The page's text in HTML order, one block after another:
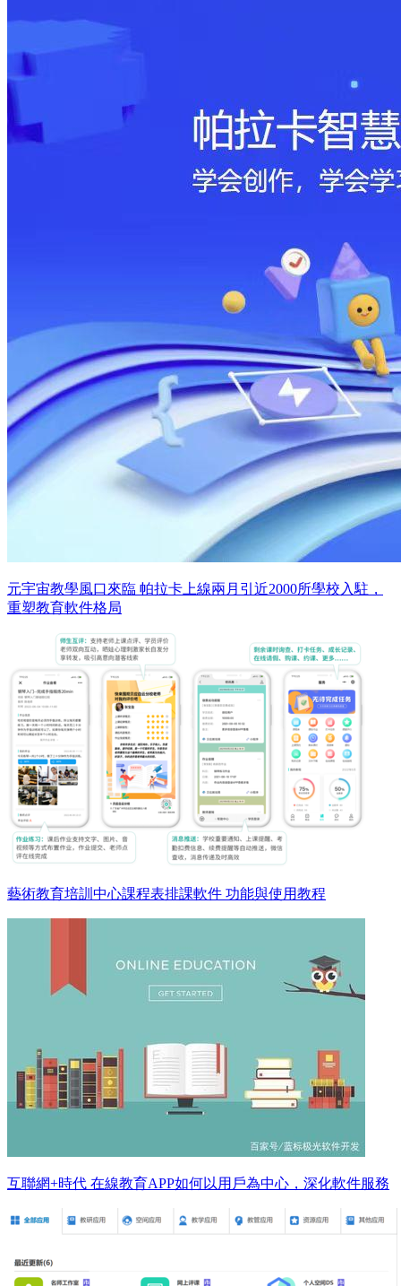
元宇宙教學風口來臨 帕拉卡上線兩月引近2000所學校入駐，
重塑教育軟件格局
藝術教育培訓中心課程表排課軟件 功能與使用教程
互聯網+時代 在線教育APP如何以用戶為中心，深化軟件服務